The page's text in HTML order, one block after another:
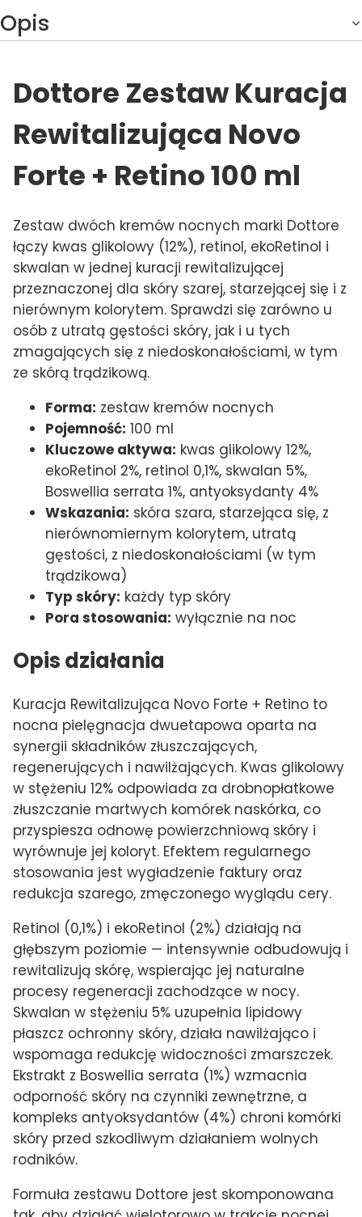
Opis
Dottore Zestaw Kuracja
Rewitalizująca Novo
Forte + Retino 100 ml
Zestaw dwóch kremów nocnych marki Dottore
łączy kwas glikolowy (12%), retinol, ekoRetinol i
skwalan w jednej kuracji rewitalizującej
przeznaczonej dla skóry szarej, starzejącej się i z
nierównym kolorytem. Sprawdzi się zarówno u
osób z utratą gęstości skóry, jak i u tych
zmagających się z niedoskonałościami, w tym
ze skórą trądzikową.
Forma: zestaw kremów nocnych
Pojemność: 100 ml
Kluczowe aktywa: kwas glikolowy 12%,
ekoRetinol 2%, retinol 0,1%, skwalan 5%,
Boswellia serrata 1%, antyoksydanty 4%
Wskazania: skóra szara, starzejąca się, z
nierównomiernym kolorytem, utratą
gęstości, z niedoskonałościami (w tym
trądzikowa)
Typ skóry: każdy typ skóry
Pora stosowania: wyłącznie na noc
Opis działania
Kuracja Rewitalizująca Novo Forte + Retino to
nocna pielęgnacja dwuetapowa oparta na
synergii składników złuszczających,
regenerujących i nawilżających. Kwas glikolowy
w stężeniu 12% odpowiada za drobnopłatkowe
złuszczanie martwych komórek naskórka, co
przyspiesza odnowę powierzchniową skóry i
wyrównuje jej koloryt. Efektem regularnego
stosowania jest wygładzenie faktury oraz
redukcja szarego, zmęczonego wyglądu cery.
Retinol (0,1%) i ekoRetinol (2%) działają na
głębszym poziomie — intensywnie odbudowują i
rewitalizują skórę, wspierając jej naturalne
procesy regeneracji zachodzące w nocy.
Skwalan w stężeniu 5% uzupełnia lipidowy
płaszcz ochronny skóry, działa nawilżająco i
wspomaga redukcję widoczności zmarszczek.
Ekstrakt z Boswellia serrata (1%) wzmacnia
odporność skóry na czynniki zewnętrzne, a
kompleks antyoksydantów (4%) chroni komórki
skóry przed szkodliwym działaniem wolnych
rodników.
Formuła zestawu Dottore jest skomponowana